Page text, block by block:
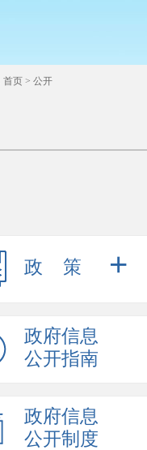
首页 > 公开
政策 +
政府信息
公开指南
政府信息
公开制度